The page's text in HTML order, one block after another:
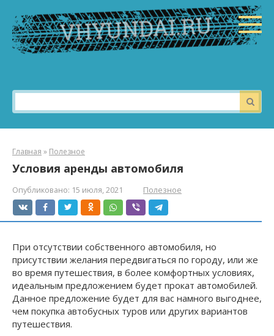
контенту
Поиск:
Главная » Полезное
Условия аренды автомобиля
Опубликовано: 15 июля, 2021 Полезное
При отсутствии собственного автомобиля, но
присутствии желания передвигаться по городу, или же
во время путешествия, в более комфортных условиях,
идеальным предложением будет прокат автомобилей.
Данное предложение будет для вас намного выгоднее,
чем покупка автобусных туров или других вариантов
путешествия.